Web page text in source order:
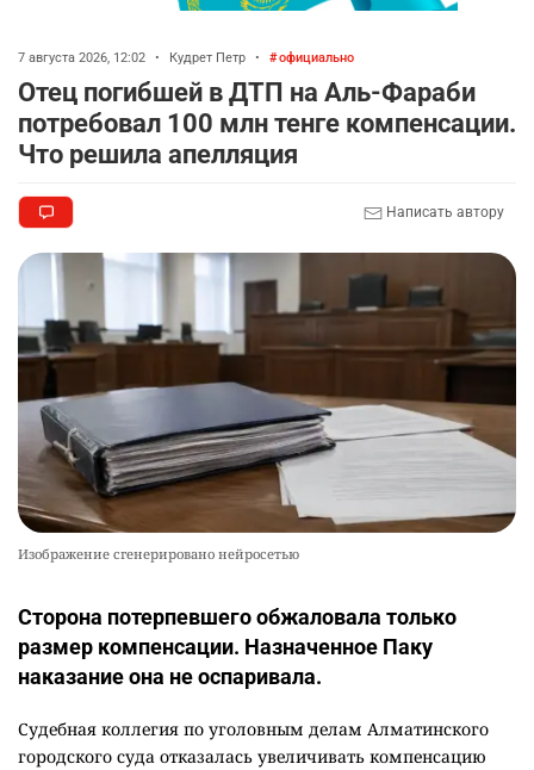
7 августа 2026, 12:02 • Кудрет Петр • официально
Отец погибшей в ДТП на Аль-Фараби
потребовал 100 млн тенге компенсации.
Что решила апелляция
Написать автору
Изображение сгенерировано нейросетью
Сторона потерпевшего обжаловала только
размер компенсации. Назначенное Паку
наказание она не оспаривала.
Судебная коллегия по уголовным делам Алматинского
городского суда отказалась увеличивать компенсацию